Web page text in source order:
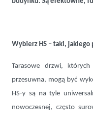
Wybierz HS – taki, jakiego
Tarasowe drzwi,
przesuwna, mogą być
HS-y są na tyle
nowoczesnej, często